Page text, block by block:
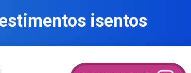
isentos